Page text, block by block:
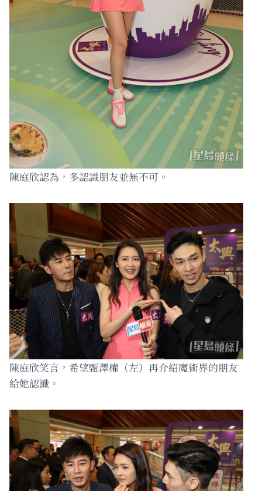
陳庭欣認為，多認識朋友並無不可。
陳庭欣笑言，希望甄澤權（左）再介紹魔術界的朋友
給她認識。